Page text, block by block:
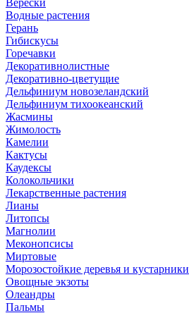
Верески
Водные растения
Герань
Гибискусы
Горечавки
Декоративнолистные
Декоративно-цветущие
Дельфиниум новозеландский
Дельфиниум тихоокеанский
Жасмины
Жимолость
Камелии
Кактусы
Каудексы
Колокольчики
Лекарственные растения
Лианы
Литопсы
Магнолии
Меконопсисы
Миртовые
Морозостойкие деревья и кустарники
Овощные экзоты
Олеандры
Пальмы